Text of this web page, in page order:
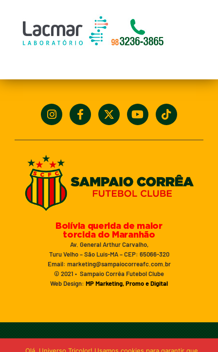
Bolívia querida de maior
torcida do Maranhão
Av. General Arthur Carvalho,
Turu Velho – São Luís-MA – CEP: 65066-320
Email: marketing@sampaiocorreafc.com.br
© 2021 • Sampaio Corrêa Futebol Clube
Web Design: MP Marketing, Promo e Digital